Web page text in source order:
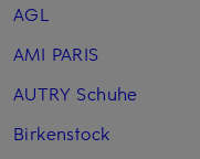
AGL
AMI PARIS
AUTRY Schuhe
Birkenstock